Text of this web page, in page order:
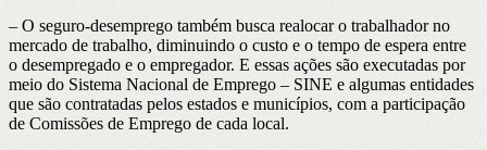
– O seguro-desemprego também busca realocar o trabalhador no
mercado de trabalho, diminuindo o custo e o tempo de espera entre
o desempregado e o empregador. E essas ações são executadas por
meio do Sistema Nacional de Emprego – SINE e algumas entidades
que são contratadas pelos estados e municípios, com a participação
de Comissões de Emprego de cada local.